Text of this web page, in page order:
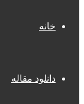
خانه
دانلود مقاله